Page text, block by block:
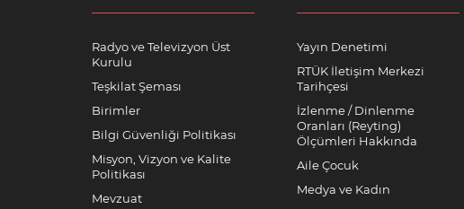
Radyo ve Televizyon Üst
Kurulu
Teşkilat Şeması
Birimler
Bilgi Güvenliği Politikası
Misyon, Vizyon ve Kalite
Politikası
Mevzuat
Yayın Denetimi
RTÜK İletişim Merkezi
Tarihçesi
İzlenme / Dinlenme
Oranları (Reyting)
Ölçümleri Hakkında
Aile Çocuk
Medya ve Kadın